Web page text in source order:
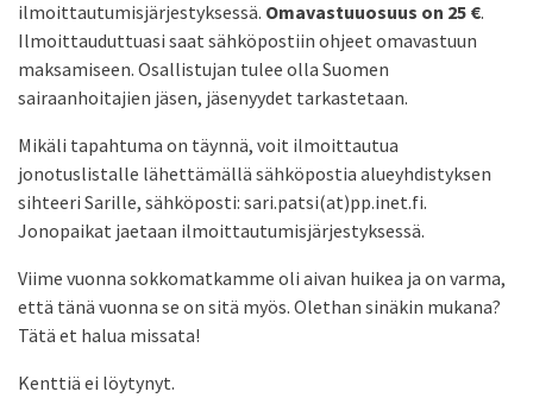
ilmoittautumisjärjestyksessä. Omavastuuosuus on 25 €.
Ilmoittauduttuasi saat sähköpostiin ohjeet omavastuun
maksamiseen. Osallistujan tulee olla Suomen
sairaanhoitajien jäsen, jäsenyydet tarkastetaan.
Mikäli tapahtuma on täynnä, voit ilmoittautua
jonotuslistalle lähettämällä sähköpostia alueyhdistyksen
sihteeri Sarille, sähköposti: sari.patsi(at)pp.inet.fi.
Jonopaikat jaetaan ilmoittautumisjärjestyksessä.
Viime vuonna sokkomatkamme oli aivan huikea ja on varma,
että tänä vuonna se on sitä myös. Olethan sinäkin mukana?
Tätä et halua missata!
Kenttiä ei löytynyt.